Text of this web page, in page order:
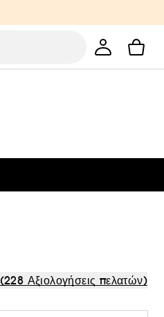
(228 Αξιολογήσεις πελατών)